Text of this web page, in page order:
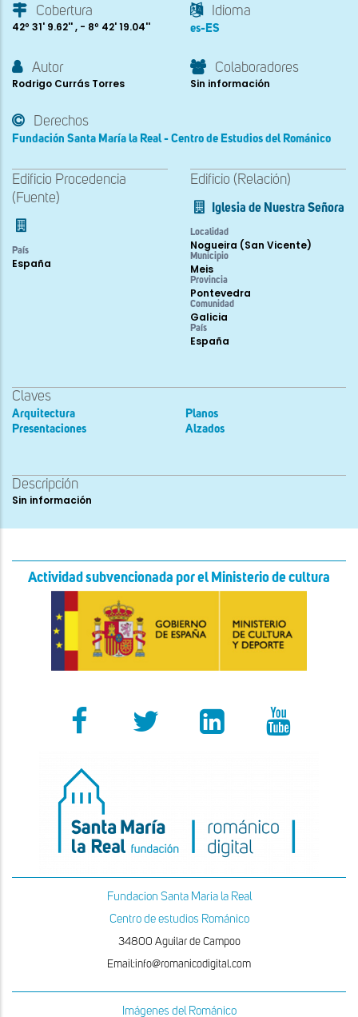
Cobertura
42º 31' 9.62'' , - 8º 42' 19.04''
Idioma
es-ES
Autor
Rodrigo Currás Torres
Colaboradores
Sin información
Derechos
Fundación Santa María la Real - Centro de Estudios del Románico
Edificio Procedencia
(Fuente)
País
España
Edificio (Relación)
Iglesia de Nuestra Señora
Localidad
Nogueira (San Vicente)
Municipio
Meis
Provincia
Pontevedra
Comunidad
Galicia
País
España
Claves
Arquitectura
Presentaciones
Planos
Alzados
Descripción
Sin información
Actividad subvencionada por el Ministerio de cultura
Fundacion Santa Maria la Real
Centro de estudios Románico
34800 Aguilar de Campoo
Email:info@romanicodigital.com
Imágenes del Románico